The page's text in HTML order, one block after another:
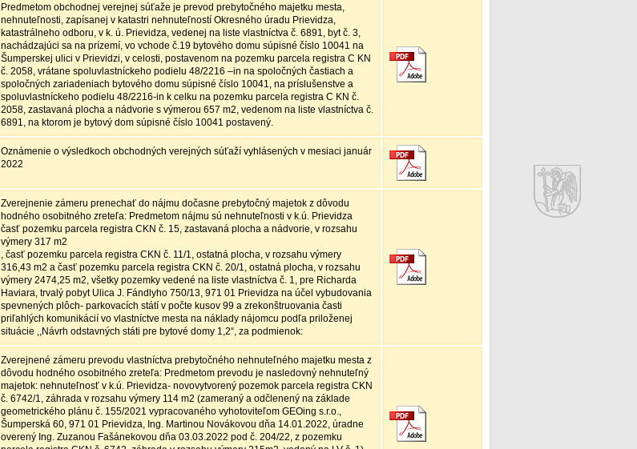
Predmetom obchodnej verejnej súťaže je prevod prebytočného majetku mesta,
nehnuteľnosti, zapísanej v katastri nehnuteľností Okresného úradu Prievidza,
katastrálneho odboru, v k. ú. Prievidza, vedenej na liste vlastníctva č. 6891, byt č. 3,
nachádzajúci sa na prízemí, vo vchode č.19 bytového domu súpisné číslo 10041 na
Šumperskej ulici v Prievidzi, v celosti, postavenom na pozemku parcela registra C KN
č. 2058, vrátane spoluvlastníckeho podielu 48/2216 –in na spoločných častiach a
spoločných zariadeniach bytového domu súpisné číslo 10041, na príslušenstve a
spoluvlastníckeho podielu 48/2216-in k celku na pozemku parcela registra C KN č.
2058, zastavaná plocha a nádvorie s výmerou 657 m2, vedenom na liste vlastníctva č.
6891, na ktorom je bytový dom súpisné číslo 10041 postavený.
Oznámenie o výsledkoch obchodných verejných súťaží vyhlásených v mesiaci január
2022
Zverejnenie zámeru prenechať do nájmu dočasne prebytočný majetok z dôvodu
hodného osobitného zreteľa: Predmetom nájmu sú nehnuteľnosti v k.ú. Prievidza
časť pozemku parcela registra CKN č. 15, zastavaná plocha a nádvorie, v rozsahu
výmery 317 m2
, časť pozemku parcela registra CKN č. 11/1, ostatná plocha, v rozsahu výmery
316,43 m2 a časť pozemku parcela registra CKN č. 20/1, ostatná plocha, v rozsahu
výmery 2474,25 m2, všetky pozemky vedené na liste vlastníctva č. 1, pre Richarda
Haviara, trvalý pobyt Ulica J. Fándlyho 750/13, 971 01 Prievidza na účel vybudovania
spevnených plôch- parkovacích státí v počte kusov 99 a zrekonštruovania časti
priľahlých komunikácií vo vlastníctve mesta na náklady nájomcu podľa priloženej
situácie ,,Návrh odstavných státi pre bytové domy 1,2“, za podmienok:
Zverejnené zámeru prevodu vlastníctva prebytočného nehnuteľného majetku mesta z
dôvodu hodného osobitného zreteľa: Predmetom prevodu je nasledovný nehnuteľný
majetok: nehnuteľnosť v k.ú. Prievidza- novovytvorený pozemok parcela registra CKN
č. 6742/1, záhrada v rozsahu výmery 114 m2 (zameraný a odčlenený na základe
geometrického plánu č. 155/2021 vypracovaného vyhotoviteľom GEOing s.r.o.,
Šumperská 60, 971 01 Prievidza, Ing. Martinou Novákovou dňa 14.01.2022, úradne
overený Ing. Zuzanou Fašánekovou dňa 03.03.2022 pod č. 204/22, z pozemku